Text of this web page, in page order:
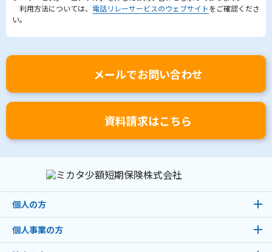
利用方法については、 電話リレーサービスのウェブサイトをご確認くださ
い。
メールでお問い合わせ
資料請求はこちら
個人の方
個人事業の方